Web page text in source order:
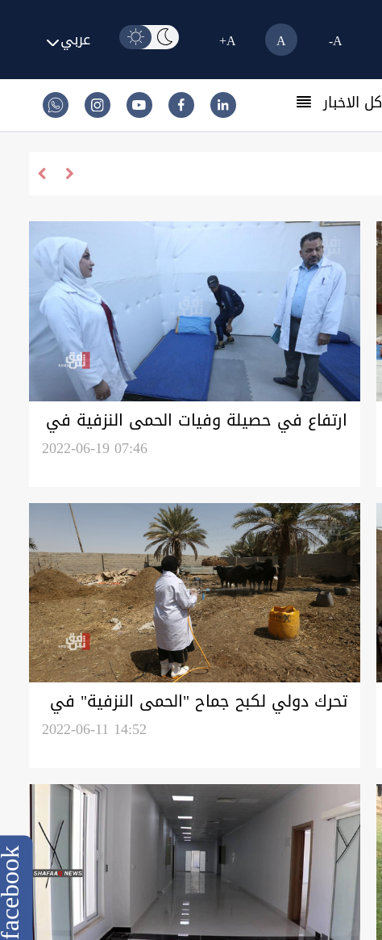
A-
A
A+ عربي
كل الاخبار
مسؤول
ارتفاع في حصيلة وفيات الحمى النزفية في
2022-06-19 07:46
تحرك دولي لكبح جماح "الحمى النزفية" في
2022-06-11 14:52